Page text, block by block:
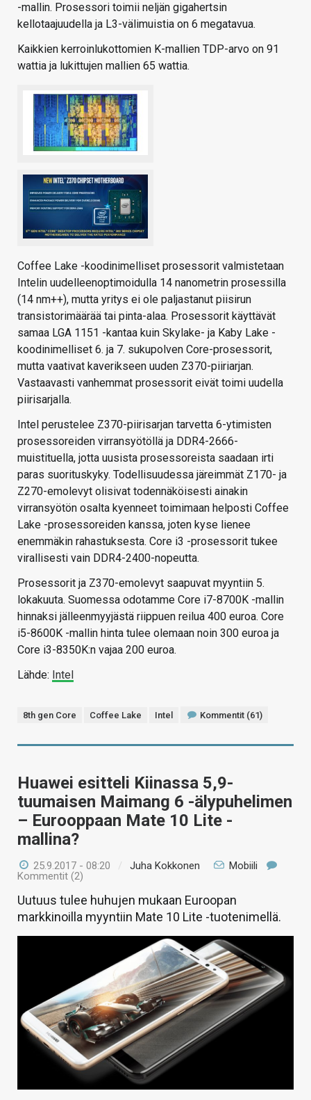
-mallin. Prosessori toimii neljän gigahertsin
kellotaajuudella ja L3-välimuistia on 6 megatavua.
Kaikkien kerroinlukottomien K-mallien TDP-arvo on 91
wattia ja lukittujen mallien 65 wattia.
Coffee Lake -koodinimelliset prosessorit valmistetaan
Intelin uudelleenoptimoidulla 14 nanometrin prosessilla
(14 nm++), mutta yritys ei ole paljastanut piisirun
transistorimäärää tai pinta-alaa. Prosessorit käyttävät
samaa LGA 1151 -kantaa kuin Skylake- ja Kaby Lake -
koodinimelliset 6. ja 7. sukupolven Core-prosessorit,
mutta vaativat kaverikseen uuden Z370-piiriarjan.
Vastaavasti vanhemmat prosessorit eivät toimi uudella
piirisarjalla.
Intel perustelee Z370-piirisarjan tarvetta 6-ytimisten
prosessoreiden virransyötöllä ja DDR4-2666-
muistituella, jotta uusista prosessoreista saadaan irti
paras suorituskyky. Todellisuudessa järeimmät Z170- ja
Z270-emolevyt olisivat todennäköisesti ainakin
virransyötön osalta kyenneet toimimaan helposti Coffee
Lake -prosessoreiden kanssa, joten kyse lienee
enemmäkin rahastuksesta. Core i3 -prosessorit tukee
virallisesti vain DDR4-2400-nopeutta.
Prosessorit ja Z370-emolevyt saapuvat myyntiin 5.
lokakuuta. Suomessa odotamme Core i7-8700K -mallin
hinnaksi jälleenmyyjästä riippuen reilua 400 euroa. Core
i5-8600K -mallin hinta tulee olemaan noin 300 euroa ja
Core i3-8350K:n vajaa 200 euroa.
Lähde: Intel
8th gen Core Coffee Lake Intel Kommentit (61)
Huawei esitteli Kiinassa 5,9-
tuumaisen Maimang 6 -älypuhelimen
– Eurooppaan Mate 10 Lite -
mallina?
25.9.2017 - 08:20 / Juha Kokkonen
Mobiili
Kommentit (2)
Uutuus tulee huhujen mukaan Euroopan
markkinoilla myyntiin Mate 10 Lite -tuotenimellä.